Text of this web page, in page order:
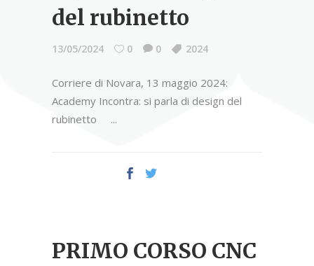
del rubinetto
13/05/2024 0 0 2024
Corriere di Novara, 13 maggio 2024:
Academy Incontra: si parla di design del
rubinetto
PRIMO CORSO CNC